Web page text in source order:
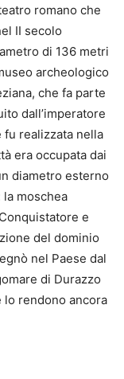
romano che
II secolo
di 136 metri
archeologico
che fa parte
dall’imperatore
realizzata nella
era occupata dai
diametro esterno
la moschea
e
del dominio
nel Paese dal
di Durazzo
rendono ancora